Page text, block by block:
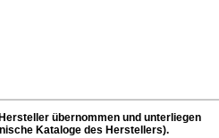
übernommen und unterliegen
Kataloge des Herstellers).